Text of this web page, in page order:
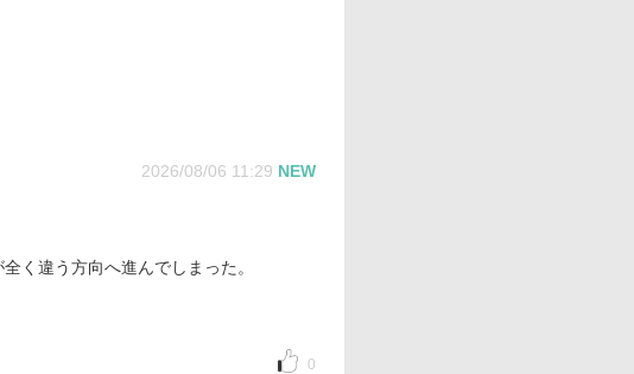
2026/08/06 11:29 NEW
く違う方向へ進んでしまった。
0